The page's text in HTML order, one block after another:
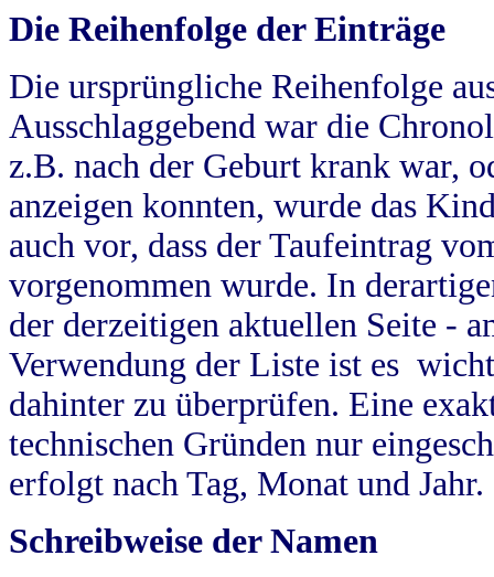
Die Reihenfolge der Einträge
Die ursprüngliche Reihenfolge
Ausschlaggebend war die
z.B. nach der Geburt krank war,
anzeigen konnten, wurde das
auch vor, dass der Taufeintrag
vorgenommen wurde. In
der derzeitigen aktuellen Seite -
Verwendung der Liste ist es
dahinter zu überprüfen. Eine
technischen Gründen nur
erfolgt nach Tag, Monat und Jahr.
Schreibweise der Namen